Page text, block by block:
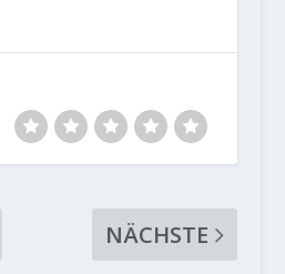
NÄCHSTE